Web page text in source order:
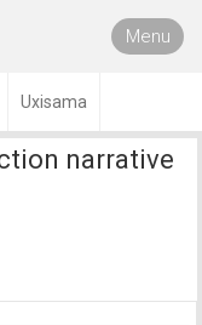
Menu
Uxisama
narrative